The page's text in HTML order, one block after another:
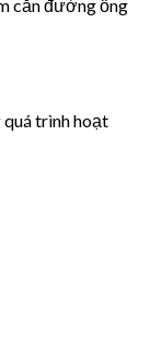
cắn đường ống
trình hoạt